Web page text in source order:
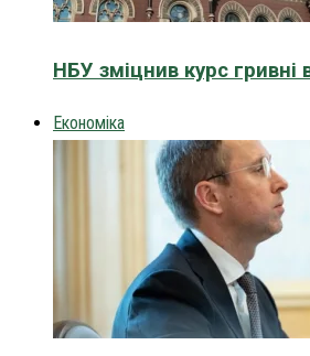
НБУ зміцнив курс гривні
Економіка